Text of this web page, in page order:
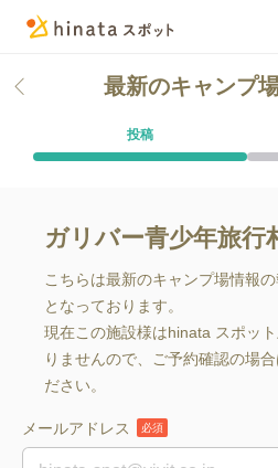
最新のキャンプ
投稿
ガリバー青少年旅行
こちらは最新のキャンプ場情報
となっております。
現在この施設様はhinata スポッ
りませんので、ご予約確認の場
ださい。
メールアドレス 必須